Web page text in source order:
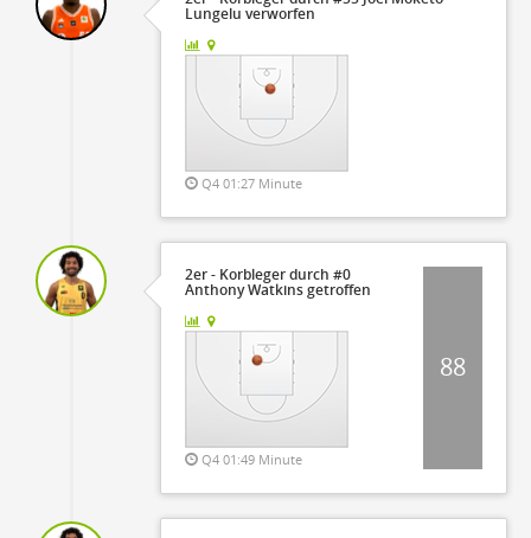
Lungelu verworfen
Q4 01:27 Minute
2er - Korbleger durch #0
Anthony Watkins getroffen
Q4 01:49 Minute
88